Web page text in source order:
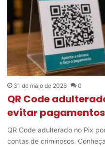
31 de maio de 2026 0
QR Code
evitar
QR Code adulterado no Pix
contas de criminosos.